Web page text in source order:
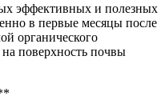
эффективных и полезных
в первые месяцы после
органического
поверхность почвы